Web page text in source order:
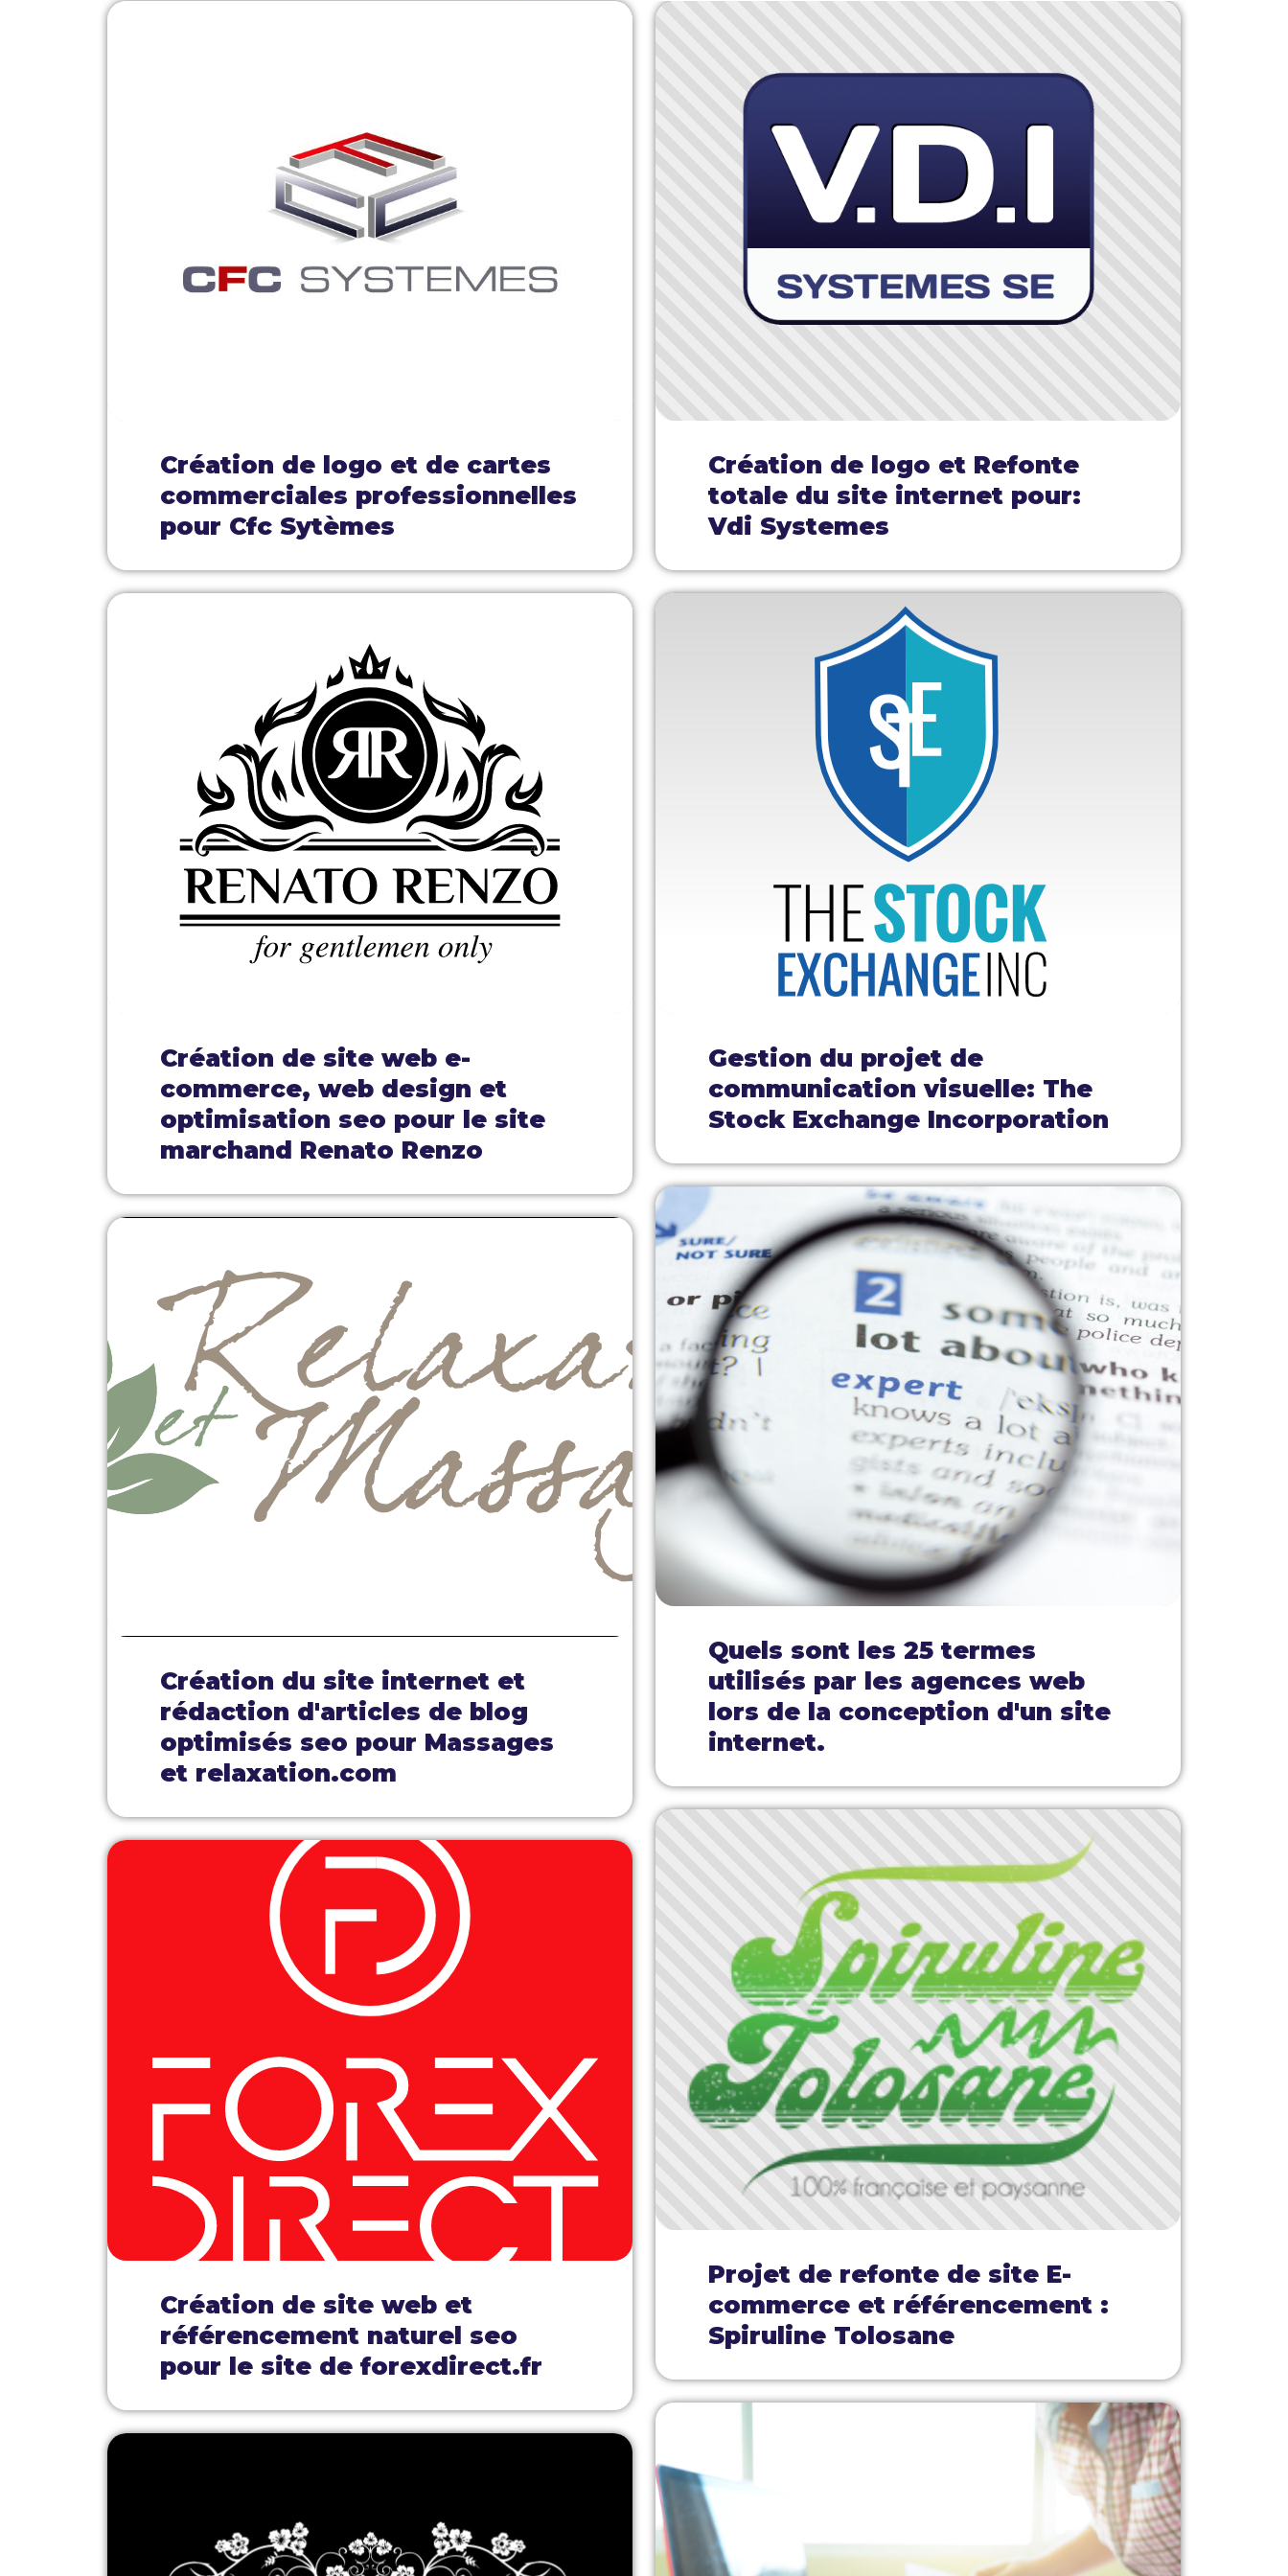
Création de logo et de cartes
commerciales professionnelles
pour Cfc Sytèmes
Création de site web e-
commerce, web design et
optimisation seo pour le site
marchand Renato Renzo
Création du site internet et
rédaction d'articles de blog
optimisés seo pour Massages
et relaxation.com
Création de site web et
référencement naturel seo
pour le site de forexdirect.fr
Création de logo et Refonte
totale du site internet pour:
Vdi Systemes
Gestion du projet de
communication visuelle: The
Stock Exchange Incorporation
Quels sont les 25 termes
utilisés par les agences web
lors de la conception d'un site
internet.
Projet de refonte de site E-
commerce et référencement :
Spiruline Tolosane